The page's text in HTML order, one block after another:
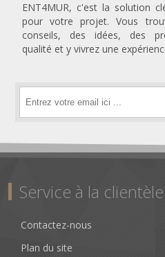
ENT4MUR, c'est la solution
pour votre projet. Vous
conseils, des idées, des
qualité et y vivrez une
Service à la clientèle
Contactez-nous
Plan du site